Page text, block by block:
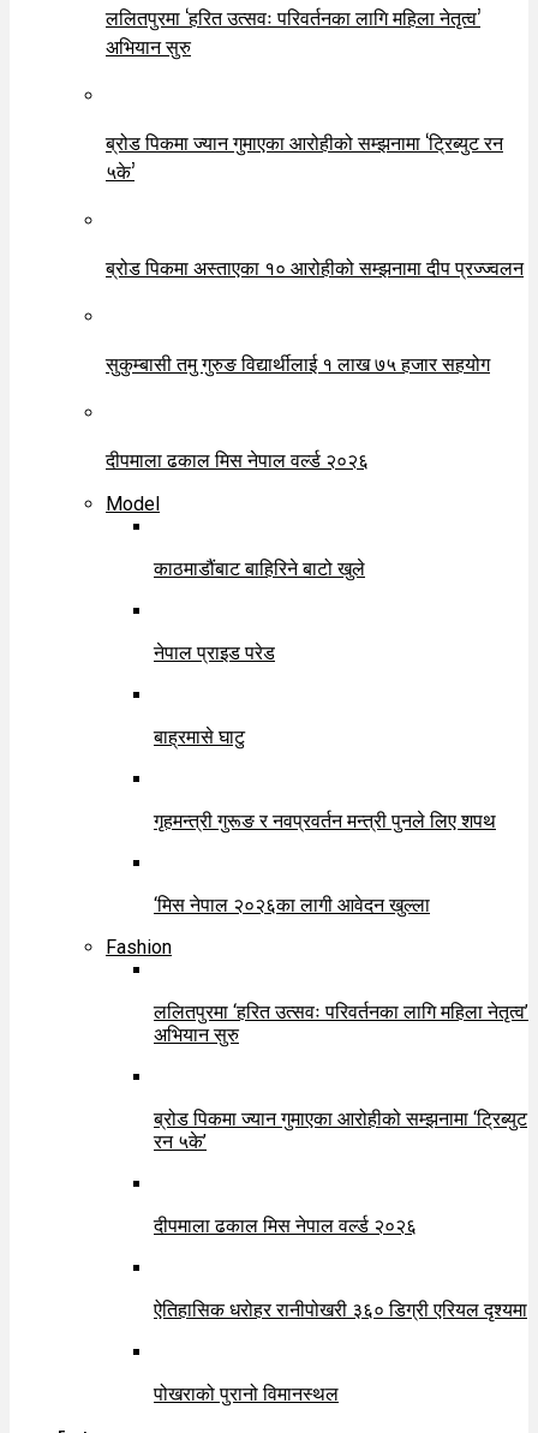
ललितपुरमा ‘हरित उत्सवः परिवर्तनका लागि महिला नेतृत्व’
अभियान सुरु
ब्रोड पिकमा ज्यान गुमाएका आरोहीको सम्झनामा ‘ट्रिब्युट रन
५के’
ब्रोड पिकमा अस्ताएका १० आरोहीको सम्झनामा दीप प्रज्ज्वलन
सुकुम्बासी तमु गुरुङ विद्यार्थीलाई १ लाख ७५ हजार सहयोग
दीपमाला ढकाल मिस नेपाल वर्ल्ड २०२६
Model
काठमाडौंबाट बाहिरिने बाटो खुले
नेपाल प्राइड परेड
बाह्रमासे घाटु
गृहमन्त्री गुरूङ र नवप्रवर्तन मन्त्री पुनले लिए शपथ
‘मिस नेपाल २०२६का लागी आवेदन खुल्ला
Fashion
ललितपुरमा ‘हरित उत्सवः परिवर्तनका लागि महिला नेतृत्व’
अभियान सुरु
ब्रोड पिकमा ज्यान गुमाएका आरोहीको सम्झनामा ‘ट्रिब्युट
रन ५के’
दीपमाला ढकाल मिस नेपाल वर्ल्ड २०२६
ऐतिहासिक धरोहर रानीपोखरी ३६० डिग्री एरियल दृश्यमा
पोखराको पुरानो विमानस्थल